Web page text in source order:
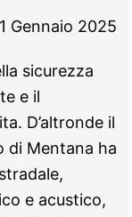
Gennaio 2025
sicurezza
e il
D’altronde il
di Mentana ha
e acustico,